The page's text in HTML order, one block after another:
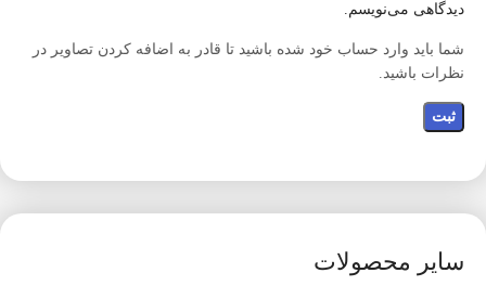
دیدگاهی می‌نویسم.
شما باید وارد حساب خود شده باشید تا قادر به اضافه کردن تصاویر در
نظرات باشید.
سایر محصولات